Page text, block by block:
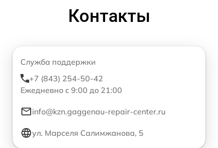
Контакты
Служба поддержки
+7 (843) 254-50-42
Ежедневно с 9:00 до 21:00
info@kzn.gaggenau-repair-center.ru
ул. Марселя Салимжанова, 5